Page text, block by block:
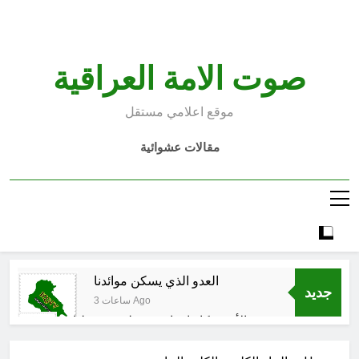
صوت الامة العراقية
موقع اعلامي مستقل
مقالات عشوائية
جديد
العدو الذي يسكن موائدنا
3 ساعات Ago
بالأمس كانوا يراهنون على سقوطنا